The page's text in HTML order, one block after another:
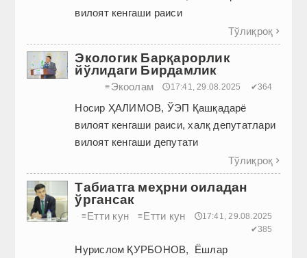
вилоят кенгаши раиси
Тўлиқроқ 
Экологик Барқарорлик
йўлидаги Бирдамлик
≡ Экоолам 🕔17:41, 29.08.2025 ✔364
Носир ҲАЛИМОВ, ЎЭП Қашқадарё
вилоят кенгаши раиси, халқ депутатлари
вилоят кенгаши депутати
Тўлиқроқ 
Табиатга меҳрни оиладан
ўргансак
≡Етти кун ≡Етти кун
🕔17:41, 29.08.2025
✔385
Нурислом ҚУРБОНОВ, Ёшлар